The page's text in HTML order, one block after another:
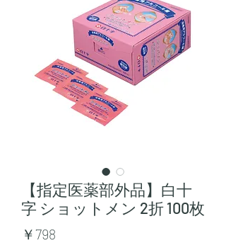
【指定医薬部外品】白十
字 ショットメン 2折 100枚
￥798